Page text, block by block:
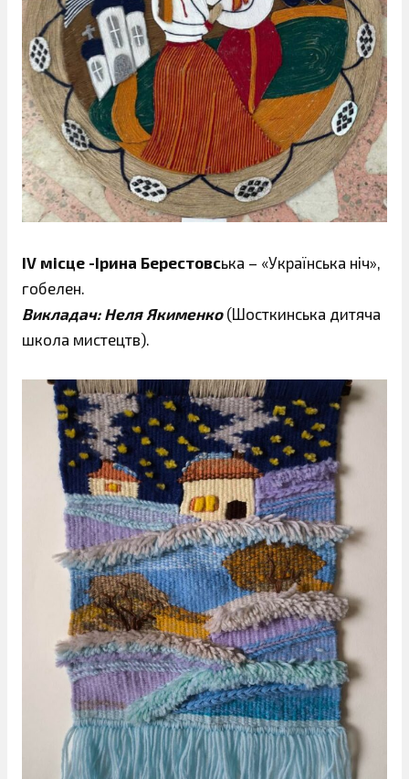
IV місце -Ірина Берестовська – «Українська ніч»,
гобелен.
Викладач: Неля Якименко(Шосткинська дитяча
школа мистецтв).